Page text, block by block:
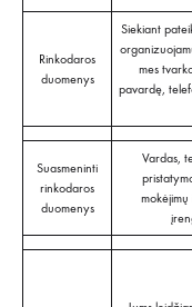
Rinkodaros
duomenys
Siekiant
mes
pavardę,
Suasmeninti
rinkodaros
duomenys
Vardas,